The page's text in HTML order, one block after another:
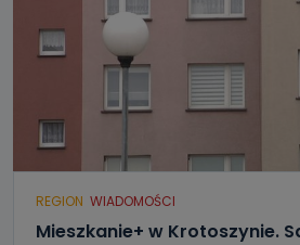
REGION WIADOMOŚCI
Mieszkanie+ w Krotoszynie.